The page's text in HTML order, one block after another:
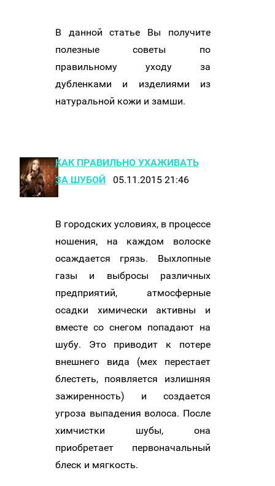
В данной статье Вы получите
полезные советы по
правильному уходу за
дубленками и изделиями из
натуральной кожи и замши.
КАК ПРАВИЛЬНО УХАЖИВАТЬ
ЗА ШУБОЙ05.11.2015 21:46
В городских условиях, в процессе
ношения, на каждом волоске
осаждается грязь. Выхлопные
газы и выбросы различных
предприятий, атмосферные
осадки химически активны и
вместе со снегом попадают на
шубу. Это приводит к потере
внешнего вида (мех перестает
блестеть, появляется излишняя
зажиренность) и создается
угроза выпадения волоса. После
химчистки шубы, она
приобретает первоначальный
блеск и мягкость.